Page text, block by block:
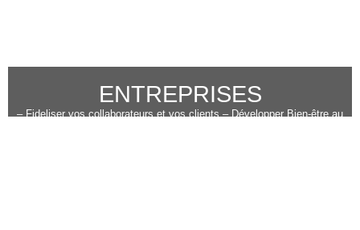
ENTREPRISES
– Fideliser vos collaborateurs et vos clients – Développer Bien-être au